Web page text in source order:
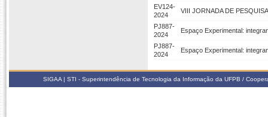
EV124-
2024
VIII JORNADA DE
PJ887-
2024
Espaço Experimental:
PJ887-
2024
Espaço Experimental:
SIGAA | STI - Superintendência de Tecnologia da Informação da UFPB /